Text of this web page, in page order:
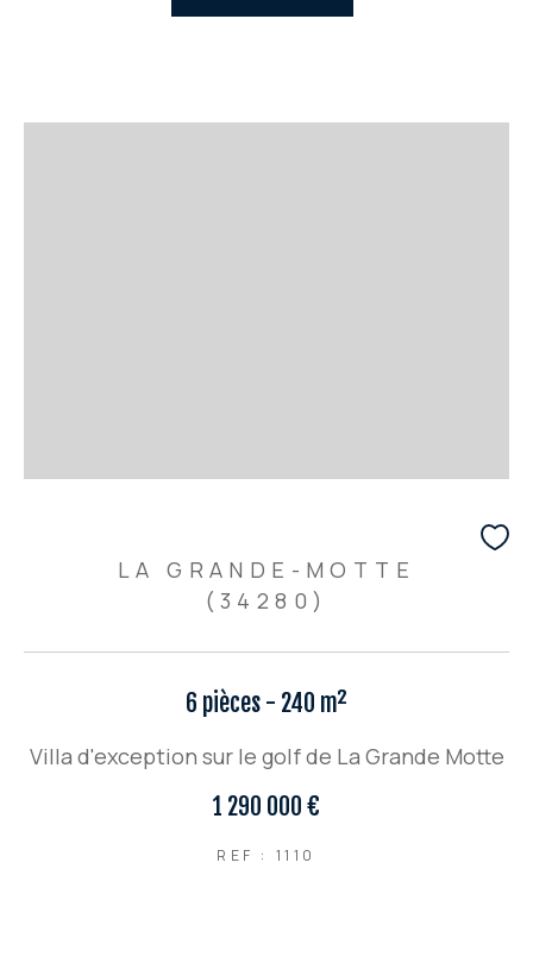
LA GRANDE-MOTTE
(34280)
6 pièces - 240 m²
Villa d'exception sur le golf de La Grande Motte
1 290 000 €
REF : 1110